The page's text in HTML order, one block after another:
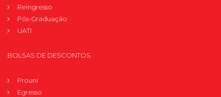
Reingresso
Pós-Graduação
UATI
BOLSAS DE DESCONTOS
Prouni
Egresso